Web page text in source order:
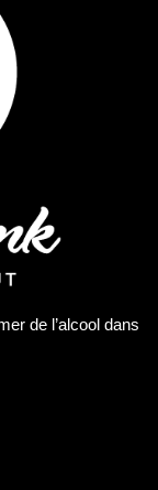
de l’alcool dans